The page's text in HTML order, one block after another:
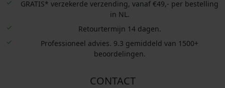
GRATIS* verzekerde verzending, vanaf €49,- per bestelling
in NL.
Retourtermijn 14 dagen.
Professioneel advies. 9.3 gemiddeld van 1500+
beoordelingen.
CONTACT